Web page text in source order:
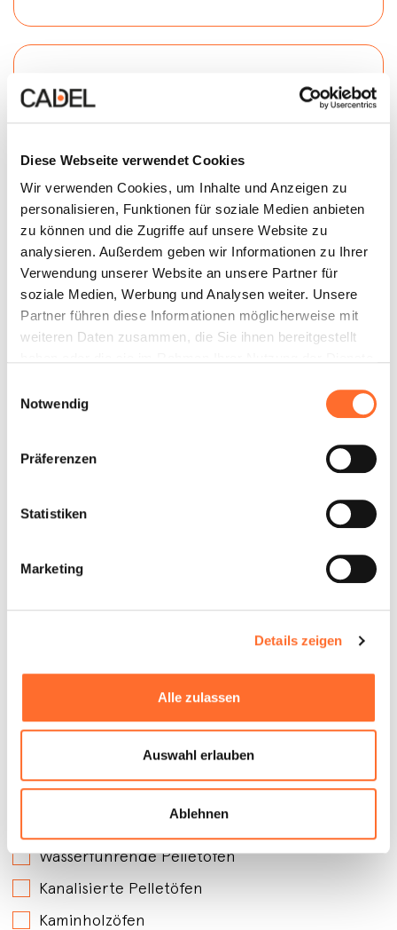
Diese Webseite verwendet Cookies
Wir verwenden Cookies, um Inhalte und Anzeigen zu
personalisieren, Funktionen für soziale Medien anbieten
zu können und die Zugriffe auf unsere Website zu
analysieren. Außerdem geben wir Informationen zu Ihrer
Verwendung unserer Website an unsere Partner für
soziale Medien, Werbung und Analysen weiter. Unsere
Partner führen diese Informationen möglicherweise mit
weiteren Daten zusammen, die Sie ihnen bereitgestellt
Notwendig
Präferenzen
Statistiken
Marketing
Details zeigen
Alle zulassen
Auswahl erlauben
Ablehnen
Kontakt
An welchen Produkten sind Sie interessiert?*
Belüftete Pelletöfen
Wasserführende Pelletöfen
Kanalisierte Pelletöfen
Kaminholzöfen